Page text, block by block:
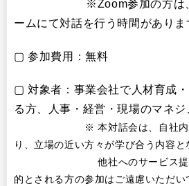
※Zoom参加の方は、ブ
ームにて対話を行う時間がありま
▢ 参加費用：無料
▢ 対象者：事業会社で人材育成
る方、人事・経営・現場のマネ
※ 本対話会は、自社内での
り、立場の近い方々が学び合う内容と
他社へのサービス提供や
的とされる方の参加はご遠慮いただい